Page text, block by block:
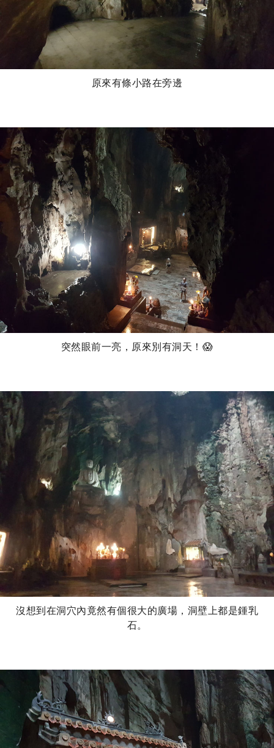
原來有條小路在旁邊
突然眼前一亮，原來別有洞天！😱
沒想到在洞穴內竟然有個很大的廣場，洞壁上都是鍾乳
石。